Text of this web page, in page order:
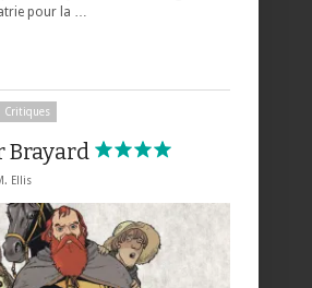
pour la …
Critiques
Brayard
Ellis